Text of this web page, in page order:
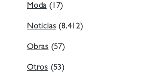
Moda (17)
Noticias (8.412)
Obras (57)
Otros (53)